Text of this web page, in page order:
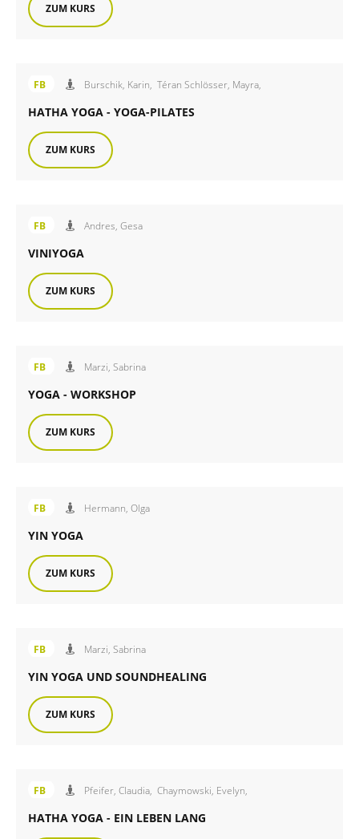
ZUM KURS
FBAngebot der FiB Familienbildung
Burschik, Karin, Téran Schlösser, Mayra,
HATHA YOGA - YOGA-PILATES
ZUM KURS
FBAngebot der FiB Familienbildung
Andres, Gesa
VINIYOGA
ZUM KURS
FBAngebot der FiB Familienbildung
Marzi, Sabrina
YOGA - WORKSHOP
ZUM KURS
FBAngebot der FiB Familienbildung
Hermann, Olga
YIN YOGA
ZUM KURS
FBAngebot der FiB Familienbildung
Marzi, Sabrina
YIN YOGA UND SOUNDHEALING
ZUM KURS
FBAngebot der FiB Familienbildung
Pfeifer, Claudia, Chaymowski, Evelyn,
HATHA YOGA - EIN LEBEN LANG